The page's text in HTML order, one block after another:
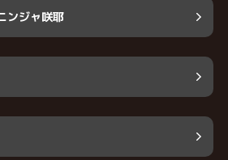
ンジャ咲耶